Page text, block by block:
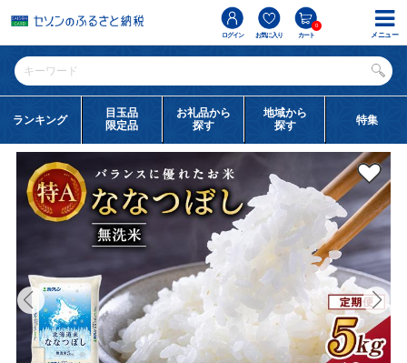
ログイン お気に入り カート
0
ランキング
目玉品
限定品
お礼品から
探す
地域から
探す
特集
メニュー